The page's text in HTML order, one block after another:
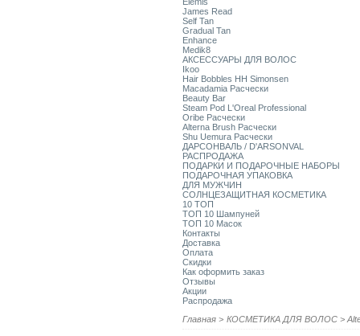
James Read
Self Tan
Gradual Tan
Enhance
Medik8
АКСЕССУАРЫ ДЛЯ ВОЛОС
Ikoo
Hair Bobbles HH Simonsen
Macadamia Расчески
Beauty Bar
Steam Pod L'Oreal Professional
Oribe Расчески
Alterna Brush Расчески
Shu Uemura Расчески
ДАРСОНВАЛЬ / D'ARSONVAL
РАСПРОДАЖА
ПОДАРКИ И ПОДАРОЧНЫЕ НАБОРЫ
ПОДАРОЧНАЯ УПАКОВКА
ДЛЯ МУЖЧИН
СОЛНЦЕЗАЩИТНАЯ КОСМЕТИКА
10 ТОП
ТОП 10 Шампуней
ТОП 10 Масок
Контакты
Доставка
Оплата
Скидки
Как оформить заказ
Отзывы
Акции
Распродажа
Главная > КОСМЕТИКА ДЛЯ ВОЛОС >